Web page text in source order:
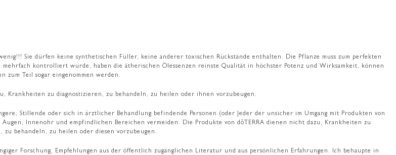
Sie dürfen keine synthetischen Füller, keine anderer toxischen Rückstände enthalten. Die Pflanze muss zum perfekten
kontrolliert wurde, haben die ätherischen Ölessenzen reinste Qualität in höchster Potenz und Wirksamkeit, können
zum Teil sogar eingenommen werden.
Krankheiten zu diagnostizieren, zu behandeln, zu heilen oder ihnen vorzubeugen.
Stillende oder sich in ärztlicher Behandlung befindende Personen (oder Jeder der unsicher im Umgang mit Produkten von
Innenohr und empfindlichen Bereichen vermeiden. Die Produkte von dōTERRA dienen nicht dazu, Krankheiten zu
zu behandeln, zu heilen oder diesen vorzubeugen.
Forschung, Empfehlungen aus der öffentlich zugänglichen Literatur und aus persönlichen Erfahrungen. Ich behaupte in